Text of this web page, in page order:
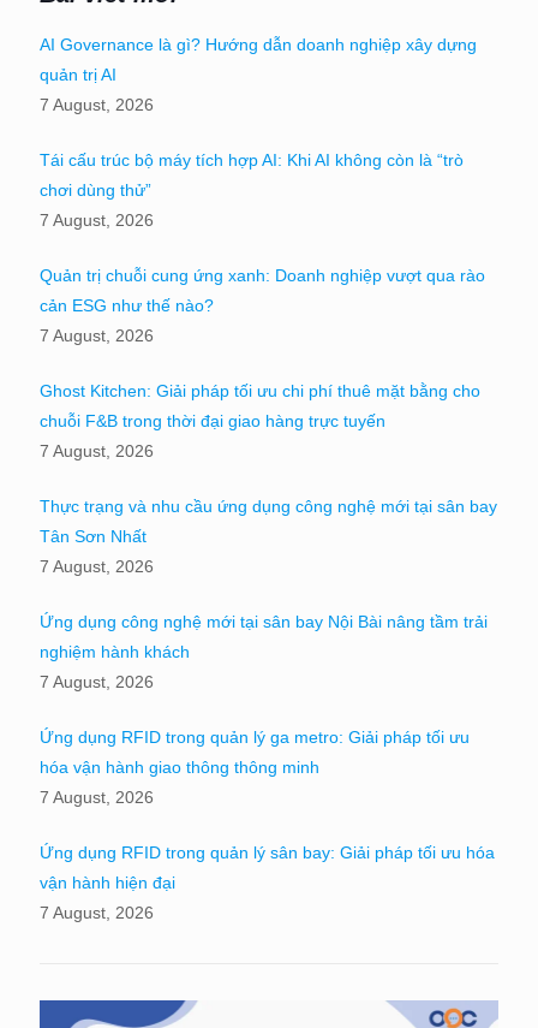
AI Governance là gì? Hướng dẫn doanh nghiệp xây dựng
quản trị AI
7 August, 2026
Tái cấu trúc bộ máy tích hợp AI: Khi AI không còn là “trò
chơi dùng thử”
7 August, 2026
Quản trị chuỗi cung ứng xanh: Doanh nghiệp vượt qua rào
cản ESG như thế nào?
7 August, 2026
Ghost Kitchen: Giải pháp tối ưu chi phí thuê mặt bằng cho
chuỗi F&B trong thời đại giao hàng trực tuyến
7 August, 2026
Thực trạng và nhu cầu ứng dụng công nghệ mới tại sân bay
Tân Sơn Nhất
7 August, 2026
Ứng dụng công nghệ mới tại sân bay Nội Bài nâng tầm trải
nghiệm hành khách
7 August, 2026
Ứng dụng RFID trong quản lý ga metro: Giải pháp tối ưu
hóa vận hành giao thông thông minh
7 August, 2026
Ứng dụng RFID trong quản lý sân bay: Giải pháp tối ưu hóa
vận hành hiện đại
7 August, 2026